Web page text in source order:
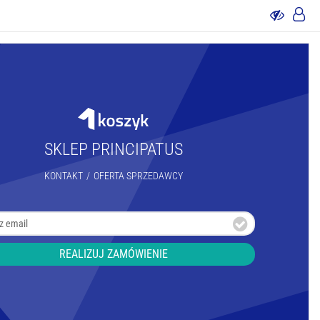
SKLEP PRINCIPATUS
KONTAKT / OFERTA SPRZEDAWCY
REALIZUJ ZAMÓWIENIE